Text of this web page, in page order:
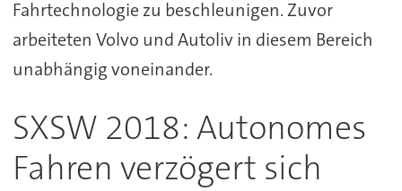
Fahrtechnologie zu beschleunigen. Zuvor
arbeiteten Volvo und Autoliv in diesem Bereich
unabhängig voneinander.
SXSW 2018: Autonomes
Fahren verzögert sich